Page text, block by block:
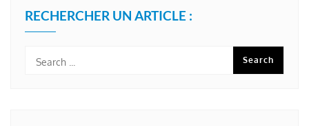
RECHERCHER UN ARTICLE :